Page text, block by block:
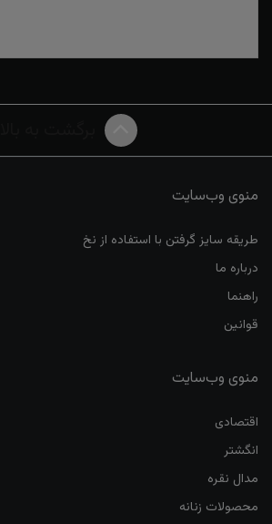
منوی وب‌سایت
طریقه سایز گرفتن با استفاده از نخ
درباره ما
راهنما
قوانین
منوی وب‌سایت
اقتصادی
انگشتر
مدال نقره
محصولات زنانه